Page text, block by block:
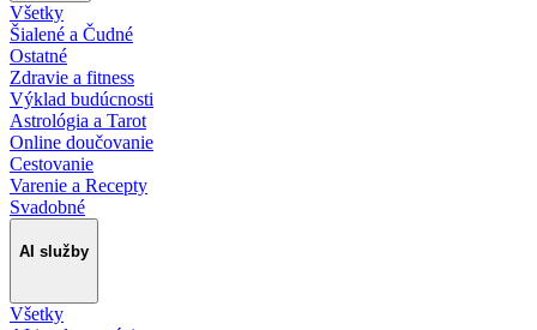
Všetky
Šialené a Čudné
Ostatné
Zdravie a fitness
Výklad budúcnosti
Astrológia a Tarot
Online doučovanie
Cestovanie
Varenie a Recepty
Svadobné
AI služby
Všetky